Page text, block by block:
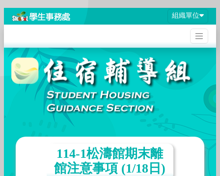
組織單位
114-1松濤館期末離
館注意事項 (1/18日)